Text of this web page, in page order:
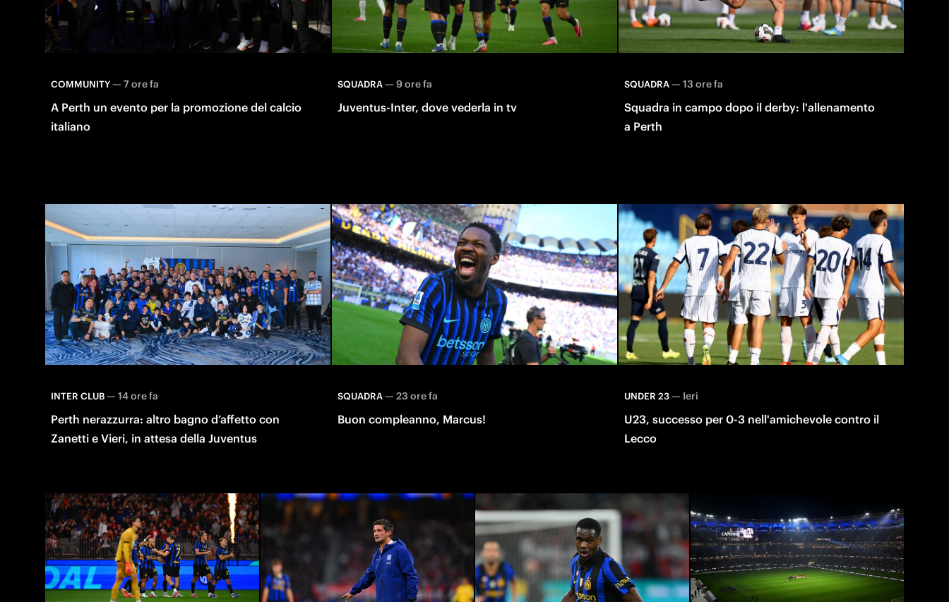
COMMUNITY— 7 ore fa
A Perth un evento per la promozione del calcio
italiano
SQUADRA— 9 ore fa
Juventus-Inter, dove vederla in tv
SQUADRA— 13 ore fa
Squadra in campo dopo il derby: l'allenamento
a Perth
INTER CLUB— 14 ore fa
Perth nerazzurra: altro bagno d’affetto con
Zanetti e Vieri, in attesa della Juventus
SQUADRA— 23 ore fa
Buon compleanno, Marcus!
UNDER 23— Ieri
U23, successo per 0-3 nell'amichevole contro il
Lecco